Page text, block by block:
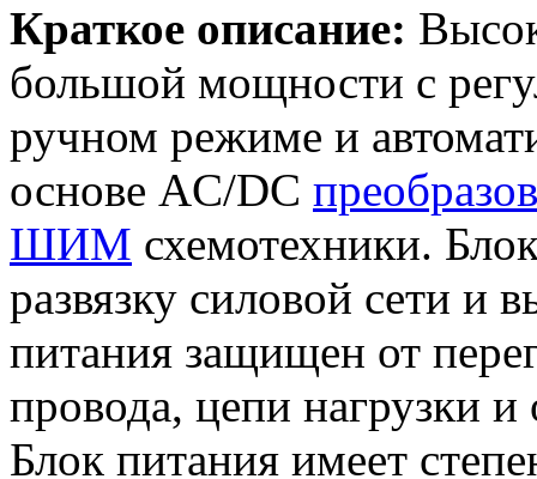
Краткое описание:
большой мощности с
ручном режиме и
основе AC/DC
ШИМ схемотехники.
развязку силовой сети и
питания защищен от
провода, цепи нагрузки и
Блок питания имеет